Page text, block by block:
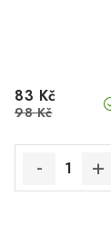
83 Kč
98 Kč